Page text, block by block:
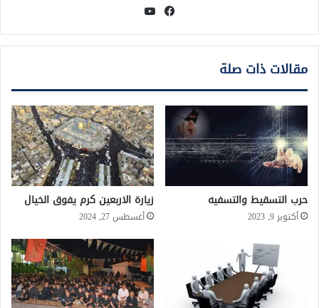
فيسبوك
مقالات ذات صلة
حرب التسقيط والتسفيه
أكتوبر 9, 2023
زيارة الاربعين كرم يفوق الخيال
أغسطس 27, 2024